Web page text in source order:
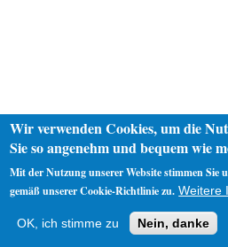
Impressum
Wir verwenden Cookies, um die
Sie so angenehm und bequem wie
Mit der Nutzung unserer Website stimmen Sie
gemäß unserer Cookie-Richtlinie zu. Weitere
OK, ich stimme zu Nein, danke